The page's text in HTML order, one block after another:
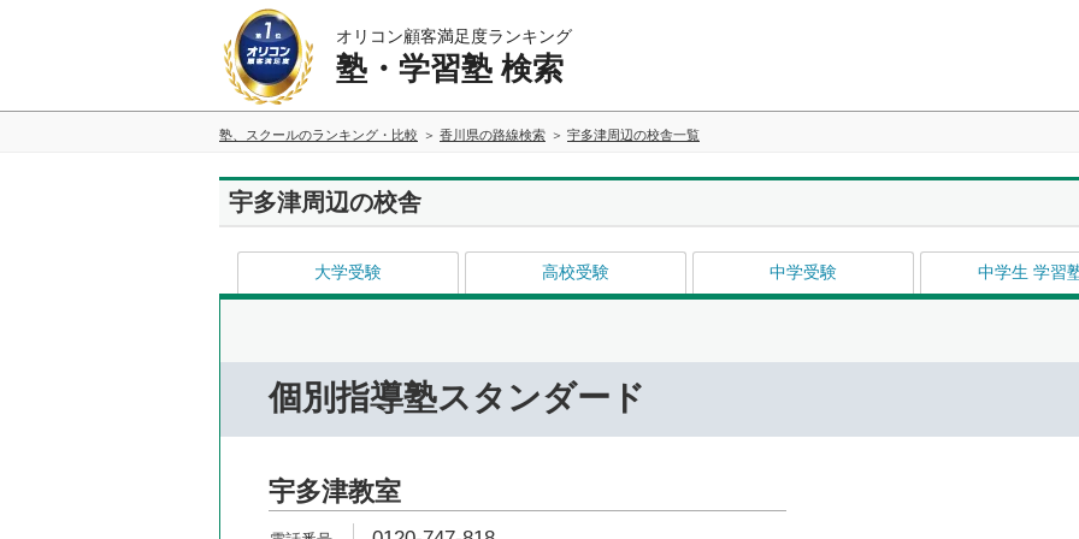
オリコン顧客満足度ランキング
塾・学習塾 検索
塾、スクールのランキング・比較 香川県の路線検索 宇多津周辺の校舎一覧
宇多津周辺の校舎
大学受験 高校受験 中学受験 中学生 学習
個別指導塾スタンダード
宇多津教室